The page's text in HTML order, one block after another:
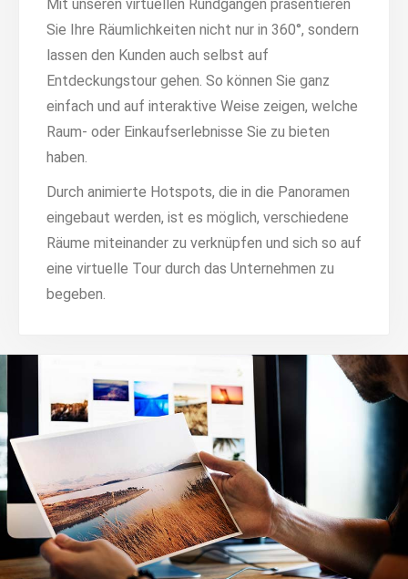
Mit unseren virtuellen Rundgängen präsentieren
Sie Ihre Räumlichkeiten nicht nur in 360°, sondern
lassen den Kunden auch selbst auf
Entdeckungstour gehen. So können Sie ganz
einfach und auf interaktive Weise zeigen, welche
Raum- oder Einkaufserlebnisse Sie zu bieten
haben.
Durch animierte Hotspots, die in die Panoramen
eingebaut werden, ist es möglich, verschiedene
Räume miteinander zu verknüpfen und sich so auf
eine virtuelle Tour durch das Unternehmen zu
begeben.